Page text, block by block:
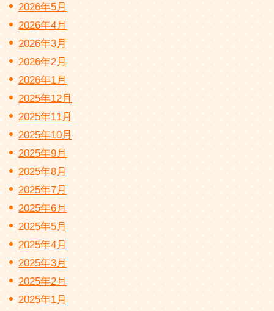
2026年5月
2026年4月
2026年3月
2026年2月
2026年1月
2025年12月
2025年11月
2025年10月
2025年9月
2025年8月
2025年7月
2025年6月
2025年5月
2025年4月
2025年3月
2025年2月
2025年1月